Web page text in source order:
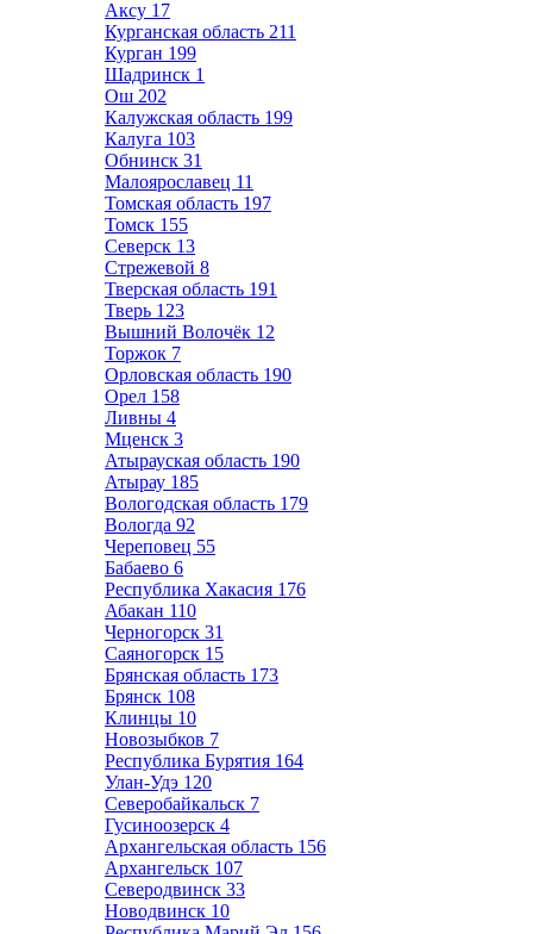
Аксу 17
Курганская область 211
Курган 199
Шадринск 1
Ош 202
Калужская область 199
Калуга 103
Обнинск 31
Малоярославец 11
Томская область 197
Томск 155
Северск 13
Стрежевой 8
Тверская область 191
Тверь 123
Вышний Волочёк 12
Торжок 7
Орловская область 190
Орел 158
Ливны 4
Мценск 3
Атырауская область 190
Атырау 185
Вологодская область 179
Вологда 92
Череповец 55
Бабаево 6
Республика Хакасия 176
Абакан 110
Черногорск 31
Саяногорск 15
Брянская область 173
Брянск 108
Клинцы 10
Новозыбков 7
Республика Бурятия 164
Улан-Удэ 120
Северобайкальск 7
Гусиноозерск 4
Архангельская область 156
Архангельск 107
Северодвинск 33
Новодвинск 10